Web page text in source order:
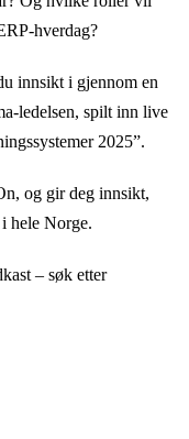
hverdag?
innsikt i gjennom en
ledelsen, spilt inn live
2025”.
og gir deg innsikt,
hele Norge.
– søk etter